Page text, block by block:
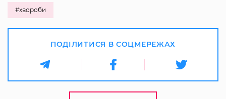
#хвороби
ПОДІЛИТИСЯ В СОЦМЕРЕЖАХ